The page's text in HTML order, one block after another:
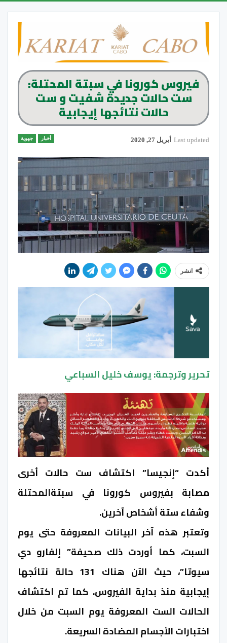
فيروس كورونا في سبتة المحتلة:
ست حالات جديدة شفيت و ست
حالات نتائجها إيجابية
أخبار جهوية Last updated أبريل 27, 2020
انشر
تحرير وترجمة: يوسف خليل السباعي
أكدت “إنجيسا” اكتشاف ست حالات أخرى
مصابة بفيروس كورونا في سبتةالمحتلة
وشفاء ستة أشخاص آخرين.
وتعتبر هذه آخر البيانات المعروفة حتى يوم
السبت، كما أوردت ذلك صحيفة” إلفارو دي
سيوتا”، حيث الآن هناك 131 حالة نتائجها
إيجابية منذ بداية الفيروس. كما تم اكتشاف
الحالات الست المعروفة يوم السبت من خلال
اختبارات الأجسام المضادة السريعة.